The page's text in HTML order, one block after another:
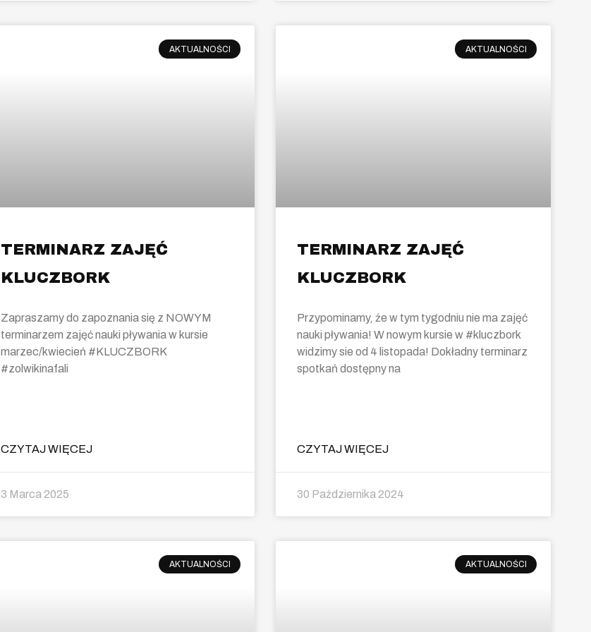
AKTUALNOŚCI
TERMINARZ ZAJĘĆ
KLUCZBORK
Zapraszamy do zapoznania się z NOWYM
terminarzem zajęć nauki pływania w kursie
marzec/kwiecień #KLUCZBORK
#zolwikinafali
CZYTAJ WIĘCEJ
3 Marca 2025
AKTUALNOŚCI
TERMINARZ ZAJĘĆ
KLUCZBORK
Przypominamy, że w tym tygodniu nie ma zajęć
nauki pływania! W nowym kursie w #kluczbork
widzimy sie od 4 listopada! Dokładny terminarz
spotkań dostępny na
CZYTAJ WIĘCEJ
30 Października 2024
AKTUALNOŚCI AKTUALNOŚCI